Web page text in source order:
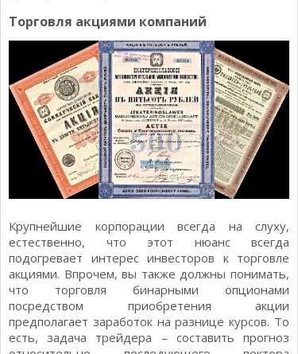
Торговля акциями компаний
Крупнейшие корпорации всегда на слуху,
естественно, что этот нюанс всегда
подогревает интерес инвесторов к торговле
акциями. Впрочем, вы также должны понимать,
что торговля бинарными опционами
посредством приобретения акции
предполагает заработок на разнице курсов. То
есть, задача трейдера – составить прогноз